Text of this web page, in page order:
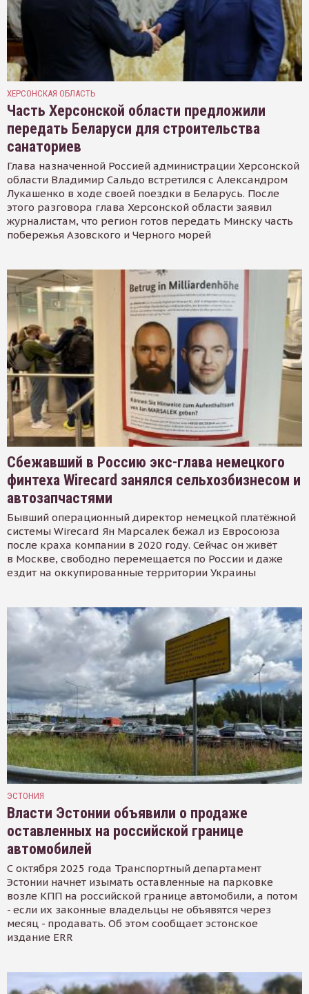
ХЕРСОНСКАЯ ОБЛАСТЬ
Часть Херсонской области предложили
передать Беларуси для строительства
санаториев
Глава назначенной Россией администрации Херсонской
области Владимир Сальдо встретился с Александром
Лукашенко в ходе своей поездки в Беларусь. После
этого разговора глава Херсонской области заявил
журналистам, что регион готов передать Минску часть
побережья Азовского и Черного морей
Сбежавший в Россию экс-глава немецкого
финтеха Wirecard занялся сельхозбизнесом и
автозапчастями
Бывший операционный директор немецкой платёжной
системы Wirecard Ян Марсалек бежал из Евросоюза
после краха компании в 2020 году. Сейчас он живёт
в Москве, свободно перемещается по России и даже
ездит на оккупированные территории Украины
ЭСТОНИЯ
Власти Эстонии объявили о продаже
оставленных на российской границе
автомобилей
С октября 2025 года Транспортный департамент
Эстонии начнет изымать оставленные на парковке
возле КПП на российской границе автомобили, а потом
- если их законные владельцы не объявятся через
месяц - продавать. Об этом сообщает эстонское
издание ERR